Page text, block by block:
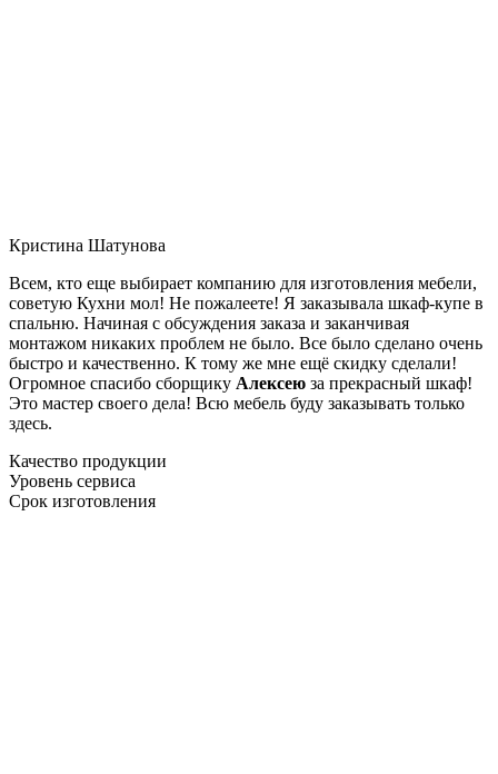
Кристина Шатунова
Всем, кто еще выбирает компанию для изготовления мебели,
советую Кухни мол! Не пожалеете! Я заказывала шкаф-купе в
спальню. Начиная с обсуждения заказа и заканчивая
монтажом никаких проблем не было. Все было сделано очень
быстро и качественно. К тому же мне ещё скидку сделали!
Огромное спасибо сборщику Алексею за прекрасный шкаф!
Это мастер своего дела! Всю мебель буду заказывать только
здесь.
Качество продукции
Уровень сервиса
Срок изготовления